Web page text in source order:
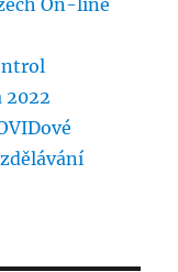
2022